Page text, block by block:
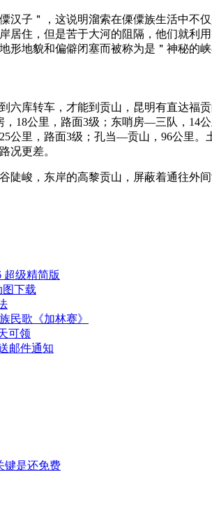
汉子＂，这说明溜索在傈僳族生活中
居住，但是苦于大河的阻隔，他们就
形地貌和偏僻闭塞而被称为是＂神秘的峡
六库转车，才能到贡山，昆明有直达福贡
18公里，路面3级；东哨房—三队，14
公里，路面3级；孔当—贡山，96公里
况更差。
陡峻，东岸的高黎贡山，屏蔽着通往外
超级精简版
下载
民歌《加林赛》
可领
邮件通知
键是还免费